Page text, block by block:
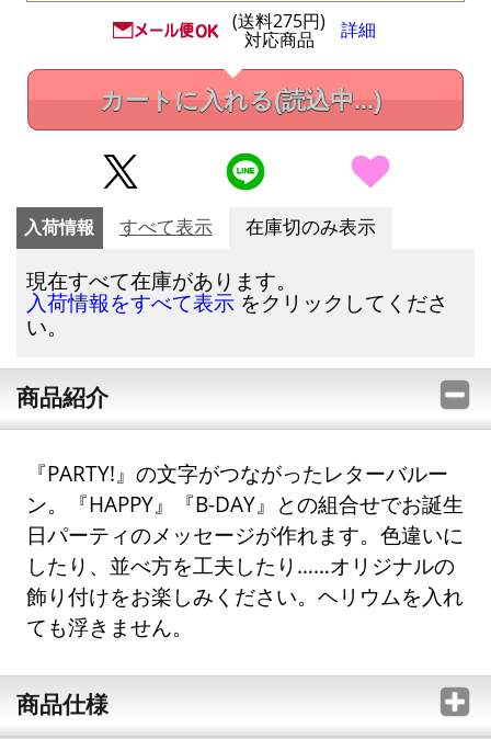
(送料275円)
対応商品 詳細
カートに入れる(読込中...)
入荷情報 すべて表示 在庫切のみ表示
現在すべて在庫があります。
入荷情報をすべて表示 をクリックしてくださ
い。
商品紹介
『PARTY!』の文字がつながったレターバルー
ン。『HAPPY』『B-DAY』との組合せでお誕生
日パーティのメッセージが作れます。色違いに
したり、並べ方を工夫したり……オリジナルの
飾り付けをお楽しみください。ヘリウムを入れ
ても浮きません。
商品仕様